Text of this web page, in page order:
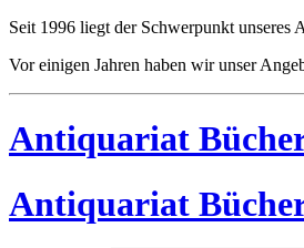
Seit 1996 liegt der Schwerpunkt unseres
Vor einigen Jahren haben wir unser
Antiquariat
Antiquariat